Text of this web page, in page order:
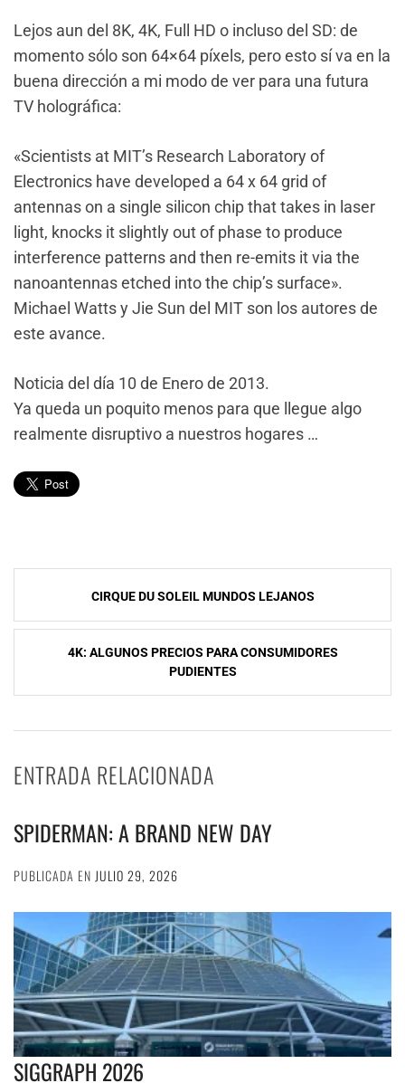
Lejos aun del 8K, 4K, Full HD o incluso del SD: de
momento sólo son 64×64 píxels, pero esto sí va en la
buena dirección a mi modo de ver para una futura
TV holográfica:
«Scientists at MIT’s Research Laboratory of
Electronics have developed a 64 x 64 grid of
antennas on a single silicon chip that takes in laser
light, knocks it slightly out of phase to produce
interference patterns and then re-emits it via the
nanoantennas etched into the chip’s surface».
Michael Watts y Jie Sun del MIT son los autores de
este avance.
Noticia del día 10 de Enero de 2013.
Ya queda un poquito menos para que llegue algo
realmente disruptivo a nuestros hogares …
Navegación
de
entradas
CIRQUE DU SOLEIL MUNDOS LEJANOS
4K: ALGUNOS PRECIOS PARA CONSUMIDORES
PUDIENTES
ENTRADA RELACIONADA
SPIDERMAN: A BRAND NEW DAY
PUBLICADA EN JULIO 29, 2026
SIGGRAPH 2026